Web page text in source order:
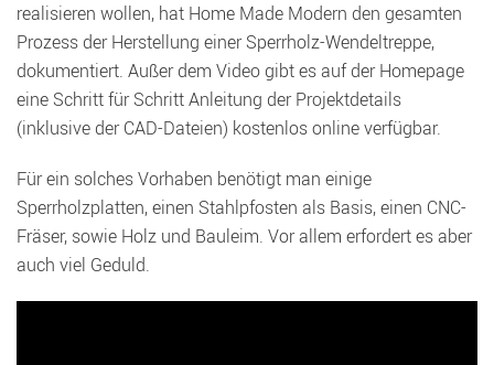
realisieren wollen, hat Home Made Modern den gesamten
Prozess der Herstellung einer Sperrholz-Wendeltreppe,
dokumentiert. Außer dem Video gibt es auf der Homepage
eine Schritt für Schritt Anleitung der Projektdetails
(inklusive der CAD-Dateien) kostenlos online verfügbar.
Für ein solches Vorhaben benötigt man einige
Sperrholzplatten, einen Stahlpfosten als Basis, einen CNC-
Fräser, sowie Holz und Bauleim. Vor allem erfordert es aber
auch viel Geduld.